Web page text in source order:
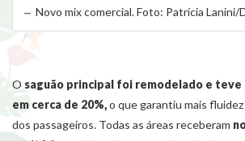
Novo mix comercial. Foto: Patrícia Lanini/
O saguão principal foi remodelado e teve
em cerca de 20%,o que garantiu mais
dos passageiros. Todas as áreas receberam